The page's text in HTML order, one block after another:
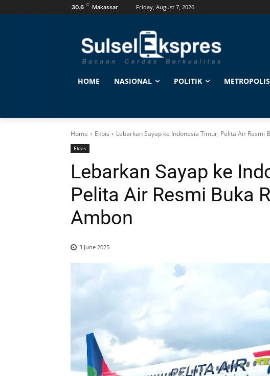
30.6 C Makassar Friday, August 7, 2026
HOME NASIONAL POLITIK METROPOLIS
Home Ekbis Lebarkan Sayap ke Indonesia Timur, Pelita Air Resmi
Ekbis
Lebarkan Sayap ke
Pelita Air Resmi Buka
Ambon
3 June 2025